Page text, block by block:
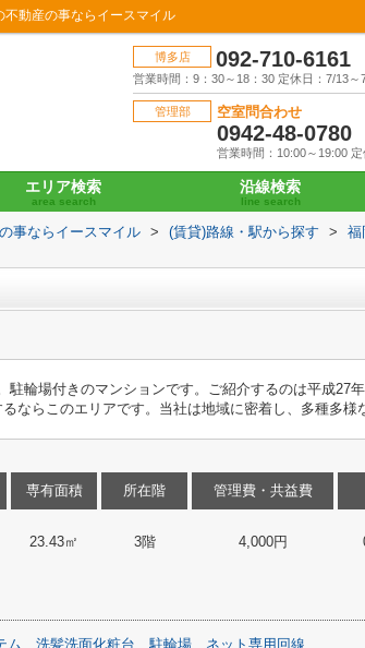
動産の事ならイースマイル
博多店 092-710-6161
営業時間：9：30～18：30 定休日：7/13～
管理部 空室問合わせ
0942-48-0780
営業時間：10:00～19:00 定
エリア検索
area search
沿線検索
line search
事ならイースマイル > (賃貸)路線・駅から探す > 福
駐輪場付きのマンションです。ご紹介するのは平成27
ならこのエリアです。当社は地域に密着し、多種多様
専有面積
23.43㎡
所在階
3階
管理費・共益費
4,000円
ム 洗髪洗面化粧台 駐輪場 ネット専用回線